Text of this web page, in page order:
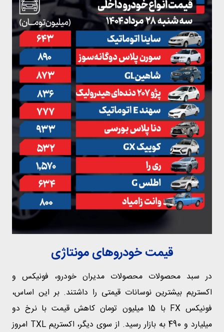
قیمت خودروهای مونتاژی
در سبد محصولات محصولات مدیران خودرو، فونیکس و
اکستریم بیشترین نوسانات قیمتی را داشتند. بر این اساس،
فونیکس FX با 15 میلیون تومان کاهش قیمت با نرخ دو
میلیارد و 490 به بازار رسید. از سوی دیگر، اکستریم TXL امروز